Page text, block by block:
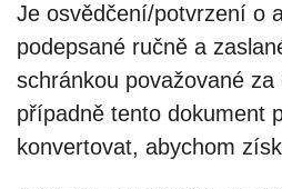
Je osvědčení/potvrzení o
podepsané ručně a
schránkou považované za
případně tento dokument
konvertovat, abychom